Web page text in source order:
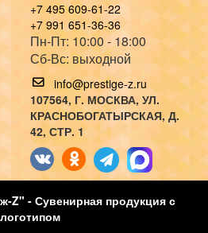
+7 495 609-61-22
+7 991 651-36-36
Пн-Пт: 10:00 - 18:00
Сб-Вс: выходной
info@prestige-z.ru
107564, Г. МОСКВА, УЛ.
КРАСНОБОГАТЫРСКАЯ, Д.
42, СТР. 1
Z" - Сувенирная продукция с
логотипом